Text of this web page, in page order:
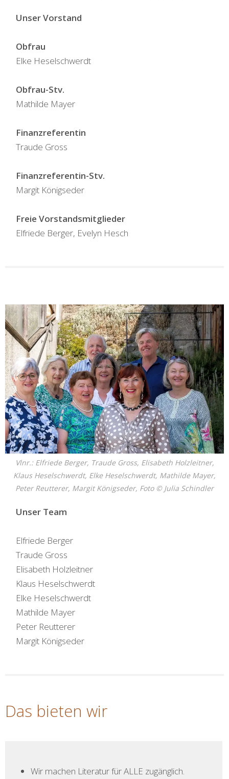
Unser Vorstand
Obfrau
Elke Heselschwerdt
Obfrau-Stv.
Mathilde Mayer
Finanzreferentin
Traude Gross
Finanzreferentin-Stv.
Margit Königseder
Freie Vorstandsmitglieder
Elfriede Berger, Evelyn Hesch
Vlnr.: Elfriede Berger, Traude Gross, Elisabeth Holzleitner,
Klaus Heselschwerdt, Elke Heselschwerdt, Mathilde Mayer,
Peter Reutterer, Margit Königseder, Foto © Julia Schindler
Unser Team
Elfriede Berger
Traude Gross
Elisabeth Holzleitner
Klaus Heselschwerdt
Elke Heselschwerdt
Mathilde Mayer
Peter Reutterer
Margit Königseder
Das bieten wir
Wir machen Literatur für ALLE zugänglich.